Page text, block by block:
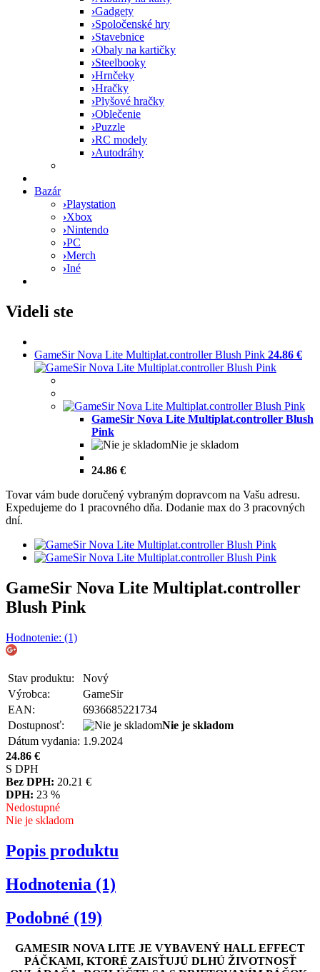
›Gadgety
›Spoločenské hry
›Stavebnice
›Obaly na kartičky
›Steelbooky
›Hrnčeky
›Hračky
›Plyšové hračky
›Oblečenie
›Puzzle
›RC modely
›Autodráhy
Bazár
›Playstation
›Xbox
›Nintendo
›PC
›Merch
›Iné
Videli ste
GameSir Nova Lite Multiplat.controller Blush Pink 24.86 €
GameSir Nova Lite Multiplat.controller Blush
Pink
Nie je skladom
24.86 €
Tovar vám bude doručený vybraným dopravcom na Vašu adresu.
Expedujeme do 1 pracovného dňa. Dodanie max do 3 pracovných
dní.
GameSir Nova Lite Multiplat.controller
Blush Pink
Hodnotenie: (1)
Stav produktu:
Nový
Výrobca:
GameSir
EAN:
6936685221734
Dostupnosť:
Nie je skladom
Dátum vydania: 1.9.2024
24.86 €
S DPH
Bez DPH: 20.21 €
DPH: 23 %
Nedostupné
Nie je skladom
Popis produktu
Hodnotenia (1)
Podobné (19)
GAMESIR NOVA LITE JE VYBAVENÝ HALL EFFECT
PÁČKAMI, KTORÉ ZAISŤUJÚ DLHÚ ŽIVOTNOSŤ